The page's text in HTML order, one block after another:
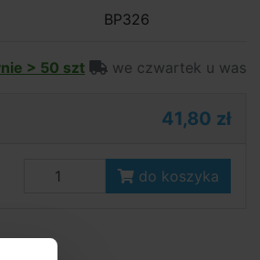
BP326
> 50 szt we czwartek u was
41,80 zł
do koszyka